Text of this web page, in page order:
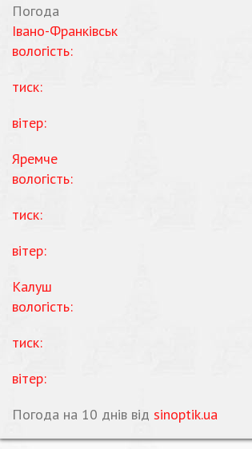
Погода
Івано-Франківськ
вологість:
тиск:
вітер:
Яремче
вологість:
тиск:
вітер:
Калуш
вологість:
тиск:
вітер:
Погода на 10 днів від sinoptik.ua